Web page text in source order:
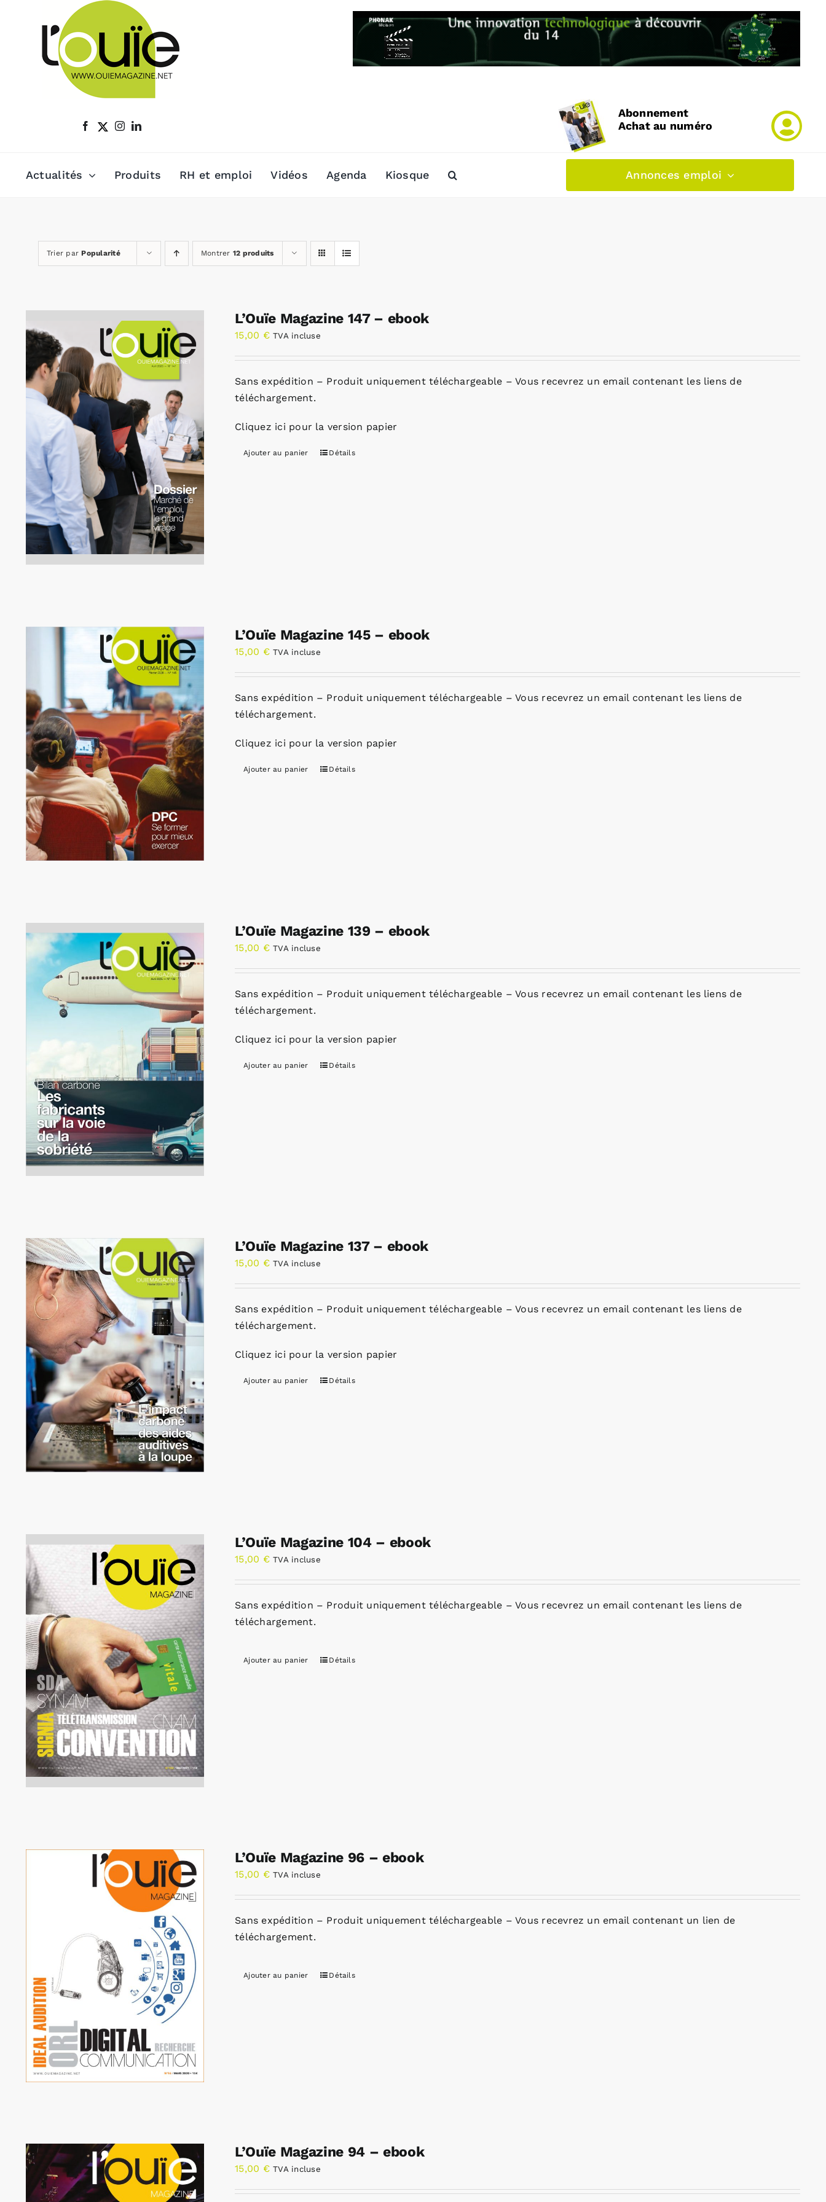
Abonnement
Achat au numéro
Actualités Produits RH et emploi Vidéos Agenda Kiosque Annonces emploi
Trier parPopularité Montrer 12 produits
L’Ouïe Magazine 147 – ebook
15,00 € TVA incluse
Sans expédition – Produit uniquement téléchargeable – Vous recevrez un email contenant les liens de
téléchargement.
Cliquez ici pour la version papier
Ajouter au panier Détails
L’Ouïe Magazine 145 – ebook
15,00 € TVA incluse
Sans expédition – Produit uniquement téléchargeable – Vous recevrez un email contenant les liens de
téléchargement.
Cliquez ici pour la version papier
Ajouter au panier Détails
L’Ouïe Magazine 139 – ebook
15,00 € TVA incluse
Sans expédition – Produit uniquement téléchargeable – Vous recevrez un email contenant les liens de
téléchargement.
Cliquez ici pour la version papier
Ajouter au panier Détails
L’Ouïe Magazine 137 – ebook
15,00 € TVA incluse
Sans expédition – Produit uniquement téléchargeable – Vous recevrez un email contenant les liens de
téléchargement.
Cliquez ici pour la version papier
Ajouter au panier Détails
L’Ouïe Magazine 104 – ebook
15,00 € TVA incluse
Sans expédition – Produit uniquement téléchargeable – Vous recevrez un email contenant les liens de
téléchargement.
Ajouter au panier Détails
L’Ouïe Magazine 96 – ebook
15,00 € TVA incluse
Sans expédition – Produit uniquement téléchargeable – Vous recevrez un email contenant un lien de
téléchargement.
Ajouter au panier Détails
L’Ouïe Magazine 94 – ebook
15,00 € TVA incluse